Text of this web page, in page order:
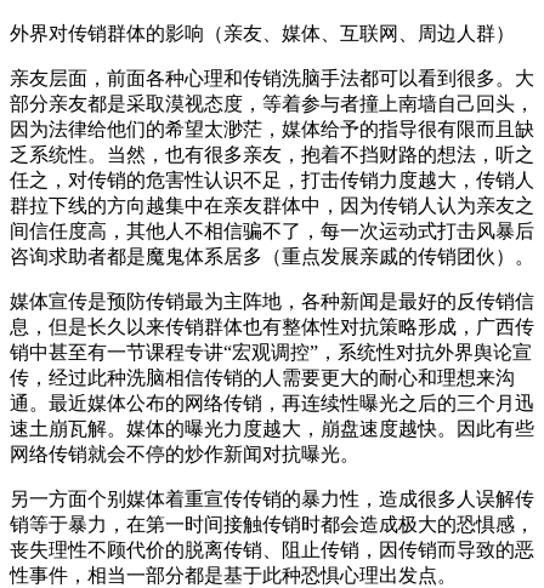
外界对传销群体的影响（亲友、媒体、互联网、周边人群）
亲友层面，前面各种心理和传销洗脑手法都可以看到很多。大
部分亲友都是采取漠视态度，等着参与者撞上南墙自己回头，
因为法律给他们的希望太渺茫，媒体给予的指导很有限而且缺
乏系统性。当然，也有很多亲友，抱着不挡财路的想法，听之
任之，对传销的危害性认识不足，打击传销力度越大，传销人
群拉下线的方向越集中在亲友群体中，因为传销人认为亲友之
间信任度高，其他人不相信骗不了，每一次运动式打击风暴后
咨询求助者都是魔鬼体系居多（重点发展亲戚的传销团伙）。
媒体宣传是预防传销最为主阵地，各种新闻是最好的反传销信
息，但是长久以来传销群体也有整体性对抗策略形成，广西传
销中甚至有一节课程专讲“宏观调控”，系统性对抗外界舆论宣
传，经过此种洗脑相信传销的人需要更大的耐心和理想来沟
通。最近媒体公布的网络传销，再连续性曝光之后的三个月迅
速土崩瓦解。媒体的曝光力度越大，崩盘速度越快。因此有些
网络传销就会不停的炒作新闻对抗曝光。
另一方面个别媒体着重宣传传销的暴力性，造成很多人误解传
销等于暴力，在第一时间接触传销时都会造成极大的恐惧感，
丧失理性不顾代价的脱离传销、阻止传销，因传销而导致的恶
性事件，相当一部分都是基于此种恐惧心理出发点。